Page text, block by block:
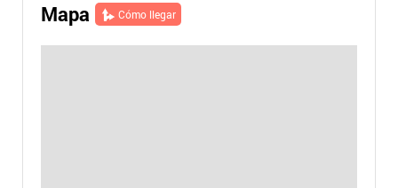
Mapa Cómo llegar